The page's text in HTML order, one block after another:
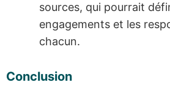
sources, qui pourrait
engagements et les
chacun.
Conclusion